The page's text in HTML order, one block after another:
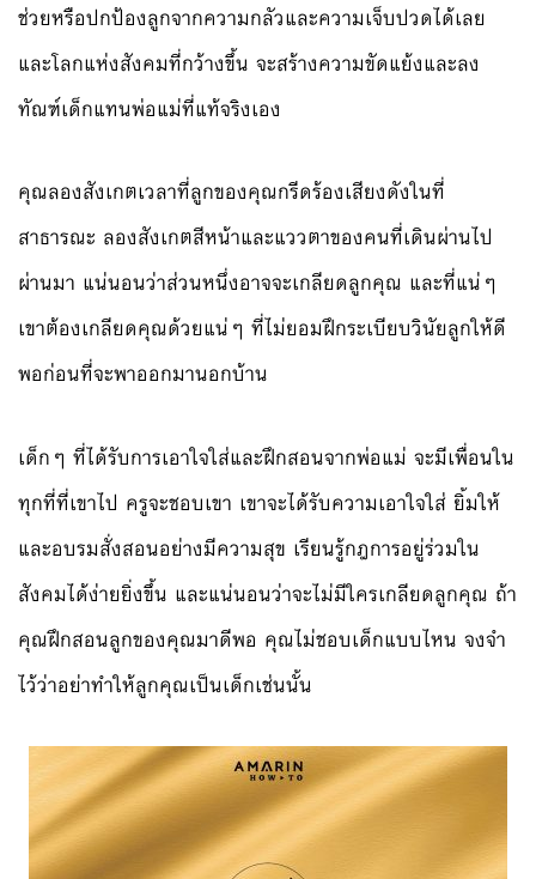
ช่วยหรือปกป้องลูกจากความกลัวและความเจ็บปวดได้เลย
และโลกแห่งสังคมที่กว้างขึ้น จะสร้างความขัดแย้งและลง
ทัณฑ์เด็กแทนพ่อแม่ที่แท้จริงเอง
คุณลองสังเกตเวลาที่ลูกของคุณกรีดร้องเสียงดังในที่
สาธารณะ ลองสังเกตสีหน้าและแววตาของคนที่เดินผ่านไป
ผ่านมา แน่นอนว่าส่วนหนึ่งอาจจะเกลียดลูกคุณ และที่แน่ๆ
เขาต้องเกลียดคุณด้วยแน่ๆ ที่ไม่ยอมฝึกระเบียบวินัยลูกให้ดี
พอก่อนที่จะพาออกมานอกบ้าน
เด็กๆ ที่ได้รับการเอาใจใส่และฝึกสอนจากพ่อแม่ จะมีเพื่อนใน
ทุกที่ที่เขาไป ครูจะชอบเขา เขาจะได้รับความเอาใจใส่ ยิ้มให้
และอบรมสั่งสอนอย่างมีความสุข เรียนรู้กฎการอยู่ร่วมใน
สังคมได้ง่ายยิ่งขึ้น และแน่นอนว่าจะไม่มีใครเกลียดลูกคุณ ถ้า
คุณฝึกสอนลูกของคุณมาดีพอ คุณไม่ชอบเด็กแบบไหน จงจำ
ไว้ว่าอย่าทำให้ลูกคุณเป็นเด็กเช่นนั้น